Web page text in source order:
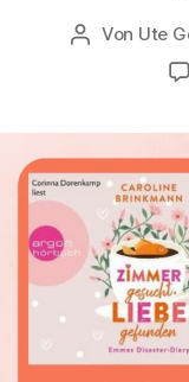
Von Ute